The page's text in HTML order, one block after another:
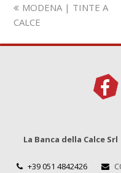
Slide
precedente:
MODENA | TINTE A
CALCE
La Banca della Calce Srl
+39 051 4842426